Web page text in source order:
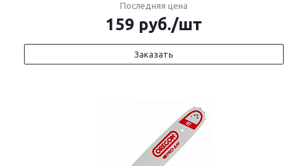
Последняя цена
159 руб./шт
Заказать